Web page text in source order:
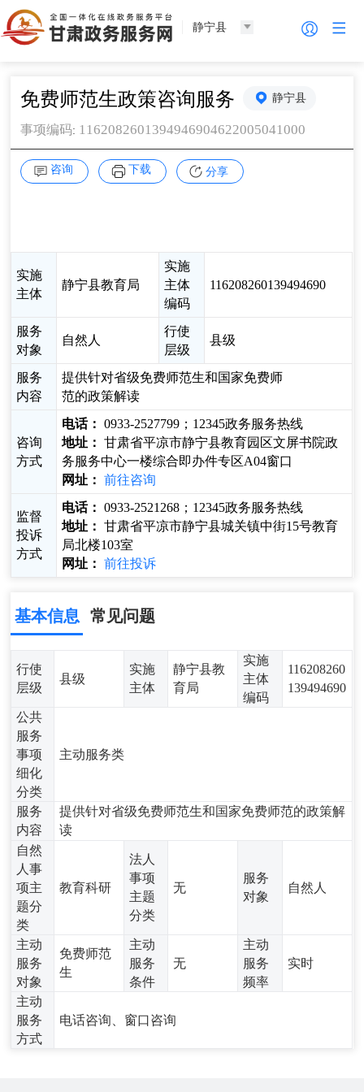
静宁县
免费师范生政策咨询服务 静宁县
事项编码: 1162082601394946904622005041000
咨询 下载 分享
实施
主体
静宁县教育局
实施
主体
编码
116208260139494690
服务
对象
自然人
行使
层级
县级
服务
内容
提供针对省级免费师范生和国家免费师
范的政策解读
咨询
方式
电话： 0933-2527799；12345政务服务热线
地址： 甘肃省平凉市静宁县教育园区文屏书院政
务服务中心一楼综合即办件专区A04窗口
网址：
前往咨询
监督
投诉
方式
电话： 0933-2521268；12345政务服务热线
地址： 甘肃省平凉市静宁县城关镇中街15号教育
局北楼103室
网址：
前往投诉
基本信息 常见问题
行使
层级
县级
实施
主体
静宁县教
育局
实施
主体
编码
116208260
139494690
公共
服务
事项
细化
分类
主动服务类
服务
内容
提供针对省级免费师范生和国家免费师范的政策解
读
自然
人事
项主
题分
类
教育科研
法人
事项
主题
分类
无
服务
对象
自然人
主动
服务
对象
免费师范
生
主动
服务
条件
无
主动
服务
频率
实时
主动
服务
方式
电话咨询、窗口咨询